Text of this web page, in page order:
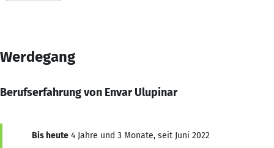
Werdegang
Berufserfahrung von Envar Ulupinar
Bis heute 4 Jahre und 3 Monate, seit Juni 2022